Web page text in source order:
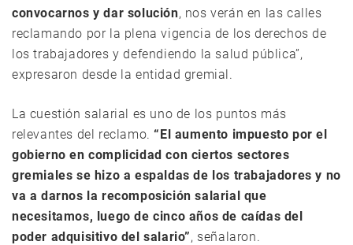
convocarnos y dar solución, nos verán en las calles
reclamando por la plena vigencia de los derechos de
los trabajadores y defendiendo la salud pública”,
expresaron desde la entidad gremial.
La cuestión salarial es uno de los puntos más
relevantes del reclamo.“El aumento impuesto por el
gobierno en complicidad con ciertos sectores
gremiales se hizo a espaldas de los trabajadores y no
va a darnos la recomposición salarial que
necesitamos, luego de cinco años de caídas del
poder adquisitivo del salario”, señalaron.